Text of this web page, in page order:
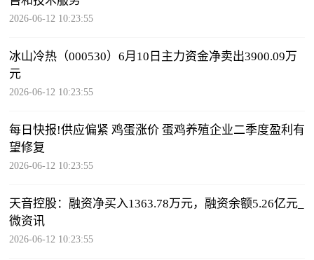
2026-06-12 10:23:55
冰山冷热（000530）6月10日主力资金净卖出3900.09万
元
2026-06-12 10:23:55
每日快报!供应偏紧 鸡蛋涨价 蛋鸡养殖企业二季度盈利有
望修复
2026-06-12 10:23:55
天音控股：融资净买入1363.78万元，融资余额5.26亿元_
微资讯
2026-06-12 10:23:55